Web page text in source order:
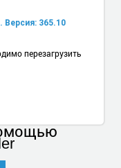
365.10
перезагрузить